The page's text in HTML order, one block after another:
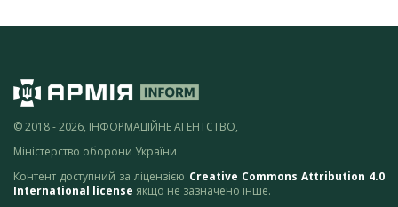
© 2018 - 2026, ІНФОРМАЦІЙНЕ АГЕНТСТВО,
Міністерство оборони України
Контент доступний за ліцензією Creative Commons Attribution 4.0
International license якщо не зазначено інше.